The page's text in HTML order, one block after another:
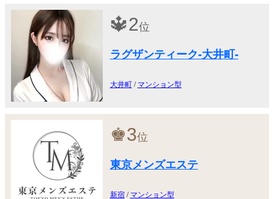
🔱2位
ラグザンティーク-大井町-
大井町/マンション型
♚3位
東京メンズエステ
新宿/マンション型